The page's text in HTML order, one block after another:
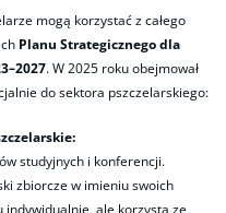
mogą korzystać z całego
Planu Strategicznego dla
. W 2025 roku obejmował
do sektora pszczelarskiego:
studyjnych i konferencji.
zbiorcze w imieniu swoich